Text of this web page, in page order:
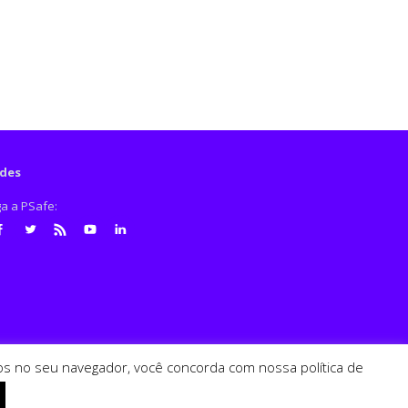
a PSafe:
no seu navegador, você concorda com nossa política de